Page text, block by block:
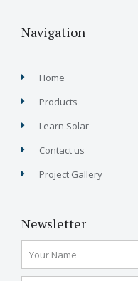
Navigation
Home
Products
Learn Solar
Contact us
Project Gallery
Newsletter